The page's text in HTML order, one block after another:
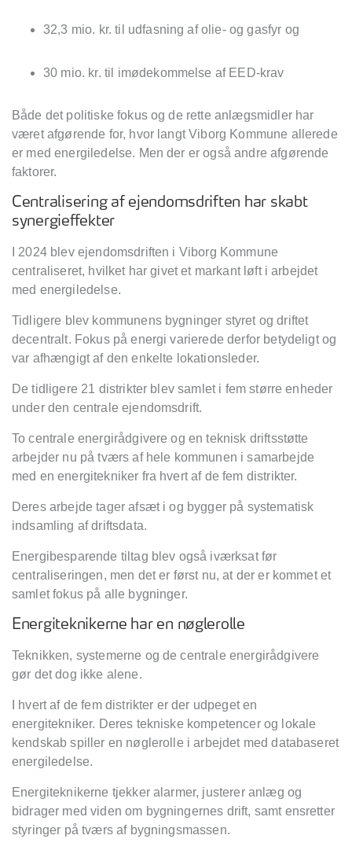
32,3 mio. kr. til udfasning af olie- og gasfyr og
30 mio. kr. til imødekommelse af EED-krav
Både det politiske fokus og de rette anlægsmidler har
været afgørende for, hvor langt Viborg Kommune allerede
er med energiledelse. Men der er også andre afgørende
faktorer.
Centralisering af ejendomsdriften har skabt
synergieffekter
I 2024 blev ejendomsdriften i Viborg Kommune
centraliseret, hvilket har givet et markant løft i arbejdet
med energiledelse.
Tidligere blev kommunens bygninger styret og driftet
decentralt. Fokus på energi varierede derfor betydeligt og
var afhængigt af den enkelte lokationsleder.
De tidligere 21 distrikter blev samlet i fem større enheder
under den centrale ejendomsdrift.
To centrale energirådgivere og en teknisk driftsstøtte
arbejder nu på tværs af hele kommunen i samarbejde
med en energitekniker fra hvert af de fem distrikter.
Deres arbejde tager afsæt i og bygger på systematisk
indsamling af driftsdata.
Energibesparende tiltag blev også iværksat før
centraliseringen, men det er først nu, at der er kommet et
samlet fokus på alle bygninger.
Energiteknikerne har en nøglerolle
Teknikken, systemerne og de centrale energirådgivere
gør det dog ikke alene.
I hvert af de fem distrikter er der udpeget en
energitekniker. Deres tekniske kompetencer og lokale
kendskab spiller en nøglerolle i arbejdet med databaseret
energiledelse.
Energiteknikerne tjekker alarmer, justerer anlæg og
bidrager med viden om bygningernes drift, samt ensretter
styringer på tværs af bygningsmassen.